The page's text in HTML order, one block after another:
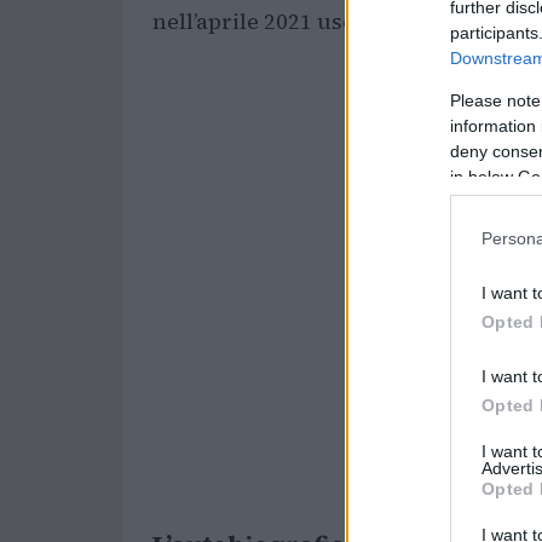
further
Please
information
deny
in below
I want
Opted
I want
Opted
I want
Opted
I want
nell’aprile 2021 uscirà la sua